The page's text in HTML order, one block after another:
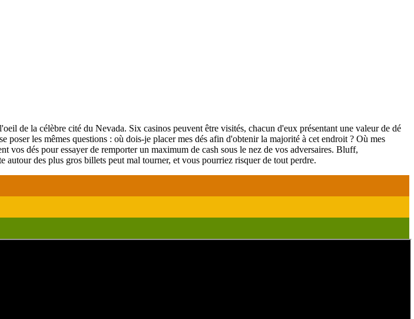
de la célèbre cité du Nevada. Six casinos peuvent être visités, chacun d'eux présentant une valeur de dé
les mêmes questions : où dois-je placer mes dés afin d'obtenir la majorité à cet endroit ? Où mes
vos dés pour essayer de remporter un maximum de cash sous le nez de vos adversaires. Bluff,
des plus gros billets peut mal tourner, et vous pourriez risquer de tout perdre.